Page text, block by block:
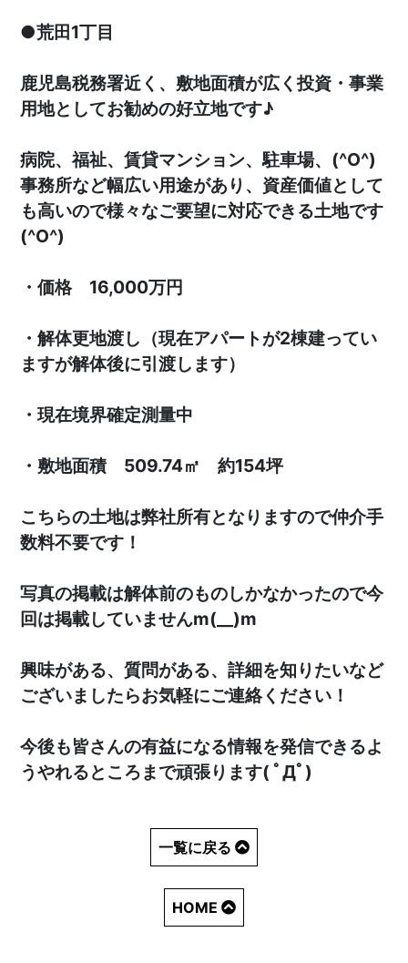
●荒田1丁目
鹿児島税務署近く、敷地面積が広く投資・事業
用地としてお勧めの好立地です♪
病院、福祉、賃貸マンション、駐車場、(^O^)
事務所など幅広い用途があり、資産価値として
も高いので様々なご要望に対応できる土地です
(^O^)
・価格 16,000万円
・解体更地渡し（現在アパートが2棟建ってい
ますが解体後に引渡します）
・現在境界確定測量中
・敷地面積 509.74㎡ 約154坪
こちらの土地は弊社所有となりますので仲介手
数料不要です！
写真の掲載は解体前のものしかなかったので今
回は掲載していませんm(__)m
興味がある、質問がある、詳細を知りたいなど
ございましたらお気軽にご連絡ください！
今後も皆さんの有益になる情報を発信できるよ
うやれるところまで頑張ります( ﾟДﾟ)
一覧に戻る
HOME